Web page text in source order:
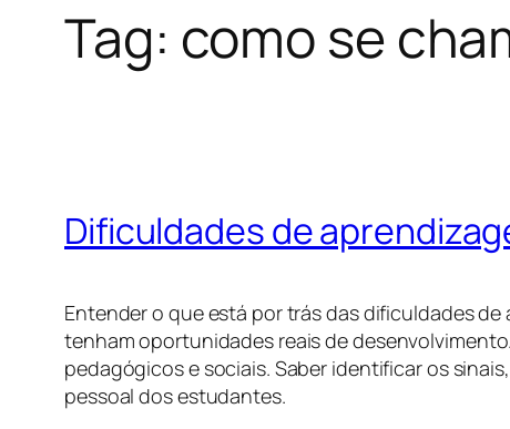
Tag: como se
Dificuldades de
Entender o que está por trás das dificuldades
tenham oportunidades reais de
pedagógicos e sociais. Saber identificar os
pessoal dos estudantes.